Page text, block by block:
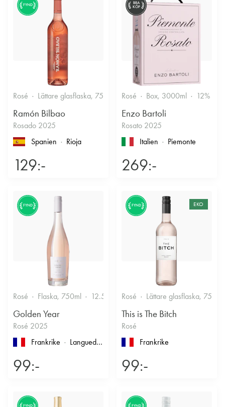
FYND
Rosé Lättare glasflaska, 750ml 12.5% Fruktigt & Smakrikt
Ramón Bilbao
Rosado 2025
Spanien
Rioja
129:-
BRA
KÖP
Rosé Box, 3000ml 12%
Enzo Bartoli
Rosato 2025
Italien
Piemonte
269:-
FYND
Rosé Flaska, 750ml 12.5% Friskt & Bärigt
Golden Year
Rosé 2025
Frankrike
Languedoc-Roussillon , Pays d'Oc
99:-
FYND EKO
Rosé Lättare glasflaska, 750ml
This is The Bitch
Rosé
Frankrike
99:-
FYND FYND